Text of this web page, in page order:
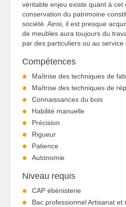
véritable enjeu existe quant à cet
conservation du patrimoine
société. Ainsi, il est presque
de meubles aura toujours du
par des particuliers ou au service
Compétences
Maîtrise des techniques de
Maîtrise des techniques de
Connaissances du bois
Habilité manuelle
Précision
Rigueur
Patience
Autonomie
Niveau requis
CAP ébénisterie
Bac professionnel Artisanat et